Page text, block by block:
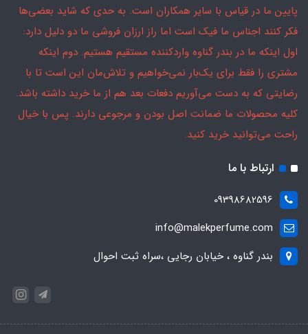
پایین ما در قیاس با سایر همکاران است. به حدی که شاید بعضی‌ها
فکر کنند اجناس ما فیک است اما راز ارزان فروشی ما دو دلیل دارد:
اول اینکه ما در بندر گناوه واردکننده مستقیم هستیم. دوم اینکه
مشتری را فقط برای یک‌بار نمی‌خواهیم و تلاش‌مان این است تا با
رضایتی که به دست می‌آوریم دفعات بعد هم از ما خرید داشته باشد.
کلیه محصولات ما ضمانت اصل بودن و مرجوعی دارند. پس با خیال
راحت می‌توانید خرید کنید.
ارتباط با ما
09398682596
info@malekperfume.com
بندر گناوه ، خیابان رجایی ،سراه ثبت احوال